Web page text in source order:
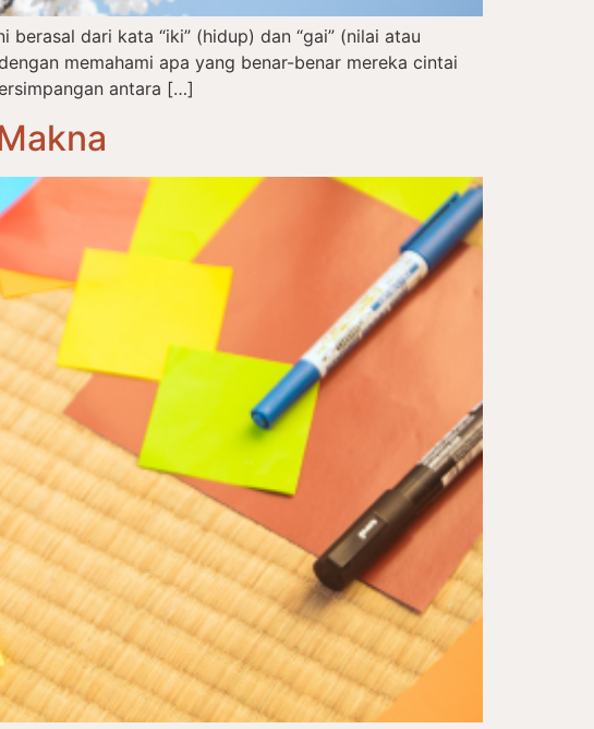
berasal dari kata “iki” (hidup) dan “gai” (nilai atau
memahami apa yang benar-benar mereka cintai
antara […]